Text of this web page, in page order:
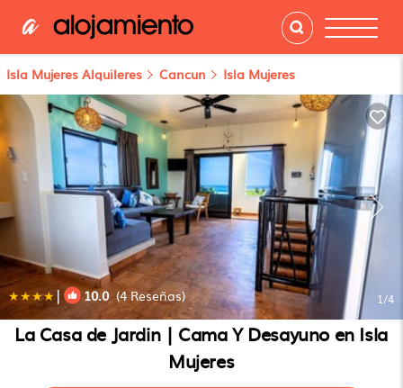
Isla Mujeres Alquileres Cancun Isla Mujeres
| 10.0(4 Reseñas) 1/4
La Casa de Jardin | Cama Y Desayuno en Isla
Mujeres